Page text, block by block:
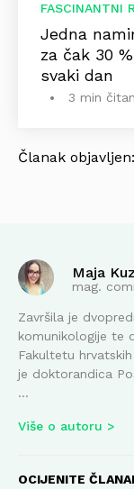
FASCINANTNI
Jedna
za čak 30
svaki dan
3 min
Članak objavljen:
Maja
mag.
Završila je
komunikologije te
Fakultetu
je doktorandica
...
Više o autoru
OCIJENITE